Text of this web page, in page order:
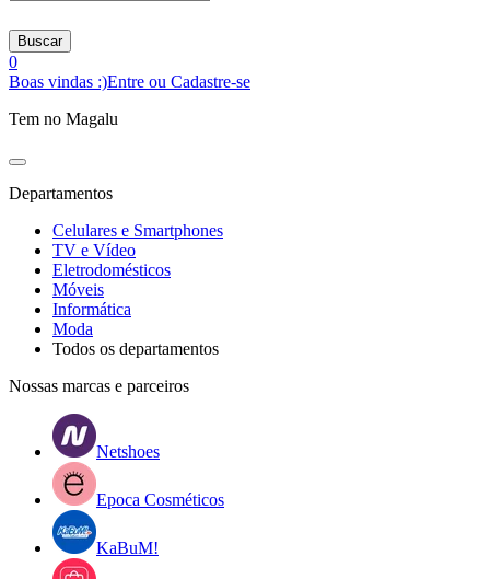
Buscar
0
Boas vindas :)Entre ou Cadastre-se
Tem no Magalu
Departamentos
Celulares e Smartphones
TV e Vídeo
Eletrodomésticos
Móveis
Informática
Moda
Todos os departamentos
Nossas marcas e parceiros
Netshoes
Epoca Cosméticos
KaBuM!